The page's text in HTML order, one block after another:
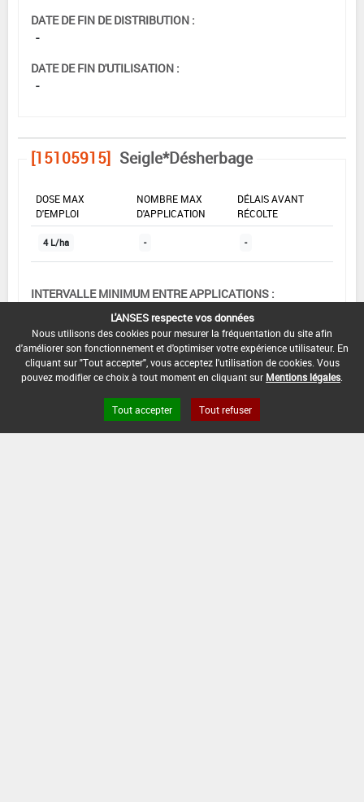
DATE DE FIN DE DISTRIBUTION :
-
DATE DE FIN D'UTILISATION :
-
[15105915] Seigle*Désherbage
DOSE MAX
D'EMPLOI
NOMBRE MAX
D'APPLICATION
DÉLAIS AVANT
RÉCOLTE
4 L/ha - -
INTERVALLE MINIMUM ENTRE APPLICATIONS :
DATE DE RETRAIT DE L'USAGE :
01/12/2000
DATE DE FIN D'UTILISATION :
L'ANSES respecte vos données
Nous utilisons des cookies pour mesurer la fréquentation du site afin
d'améliorer son fonctionnement et d'optimiser votre expérience utilisateur. En
cliquant sur "Tout accepter", vous acceptez l'utilisation de cookies. Vous
pouvez modifier ce choix à tout moment en cliquant sur Mentions légales
Tout accepter Tout refuser